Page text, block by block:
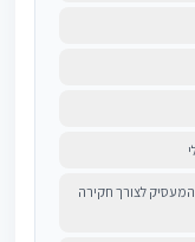
לצורך חקירה